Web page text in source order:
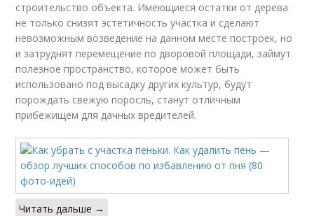
строительство объекта. Имеющиеся остатки от дерева
не только снизят эстетичность участка и сделают
невозможным возведение на данном месте построек, но
и затруднят перемещение по дворовой площади, займут
полезное пространство, которое может быть
использовано под высадку других культур, будут
порождать свежую поросль, станут отличным
прибежищем для дачных вредителей.
Читать дальше →